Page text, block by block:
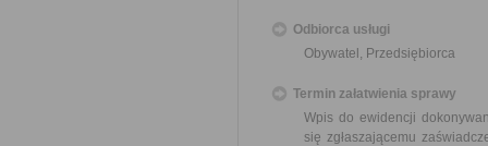
Odbiorca usługi
Obywatel, Przedsiębiorca
Termin załatwienia sprawy
Wpis do ewidencji
się zgłaszającemu